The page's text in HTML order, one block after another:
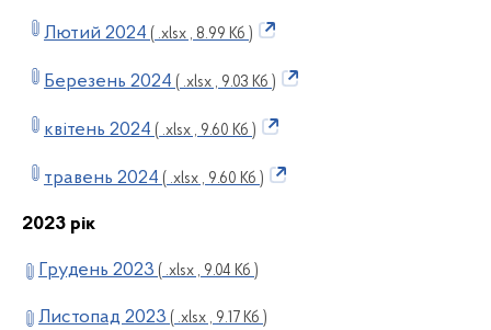
Лютий 2024 ( .xlsx , 8.99 Кб )
Березень 2024 ( .xlsx , 9.03 Кб )
квітень 2024 ( .xlsx , 9.60 Кб )
травень 2024 ( .xlsx , 9.60 Кб )
2023 рік
Грудень 2023 ( .xlsx , 9.04 Кб )
Листопад 2023 ( .xlsx , 9.17 Кб )